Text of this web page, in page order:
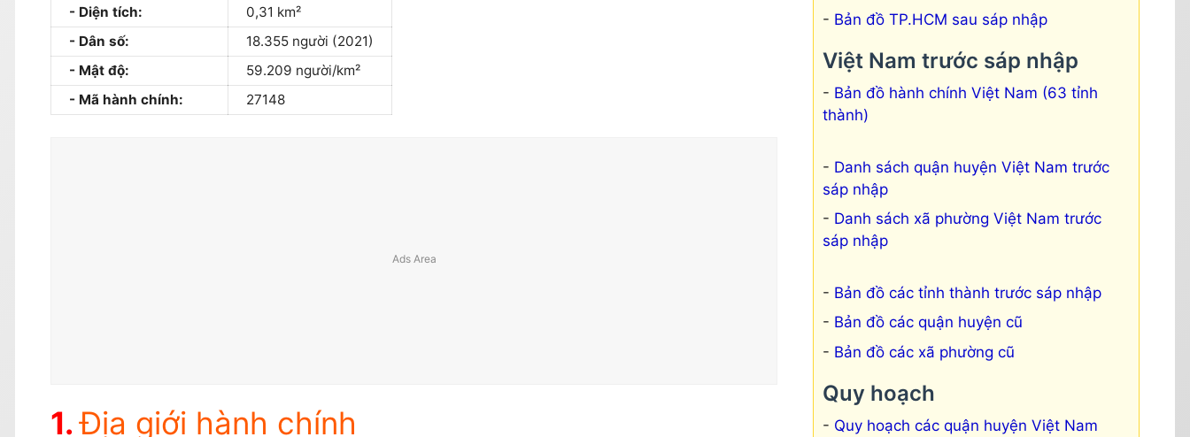
Diện tích:
0,31 km²
Dân số:
18.355 người (2021)
Mật độ:
59.209 người/km²
Mã hành chính:
27148
Địa giới hành chính
Bản đồ TP.HCM sau sáp nhập
Việt Nam trước sáp nhập
Bản đồ hành chính Việt Nam (63 tỉnh
thành)
Danh sách quận huyện Việt Nam trước
sáp nhập
Danh sách xã phường Việt Nam trước
sáp nhập
Bản đồ các tỉnh thành trước sáp nhập
Bản đồ các quận huyện cũ
Bản đồ các xã phường cũ
Quy hoạch
Quy hoạch các quận huyện Việt Nam